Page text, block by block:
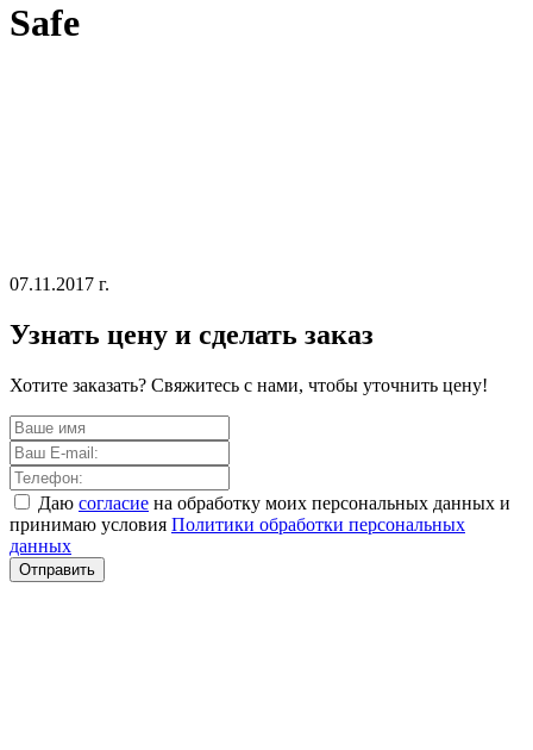
Safe
07.11.2017 г.
Узнать цену и сделать заказ
Хотите заказать? Свяжитесь с нами, чтобы уточнить цену!
Даю согласие на обработку моих персональных данных и
принимаю условия Политики обработки персональных
данных
Отправить